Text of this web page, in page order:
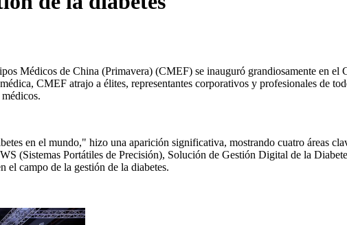
Médicos de China (Primavera) (CMEF) se inauguró grandiosamente en
CMEF atrajo a élites, representantes corporativos y profesionales de
en el mundo," hizo una aparición significativa, mostrando cuatro áreas
(Sistemas Portátiles de Precisión), Solución de Gestión Digital de la
el campo de la gestión de la diabetes.